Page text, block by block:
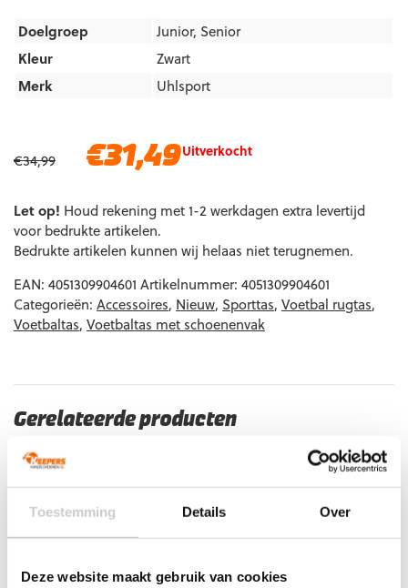
Toestemming Details Over
Deze website maakt gebruik van cookies
€34,99
Oorspronkelijke
€34,99.
€31,49Huidige
€31,49.
Uitverkocht
Let op! Houd rekening met 1-2 werkdagen extra levertijd
voor bedrukte artikelen.
Bedrukte artikelen kunnen wij helaas niet terugnemen.
EAN: 4051309904601 Artikelnummer: 4051309904601
Categorieën: Accessoires, Nieuw, Sporttas, Voetbal rugtas,
Voetbaltas, Voetbaltas met schoenenvak
Doelgroep Junior, Senior
Kleur
Zwart
Merk
Uhlsport
Gerelateerde producten